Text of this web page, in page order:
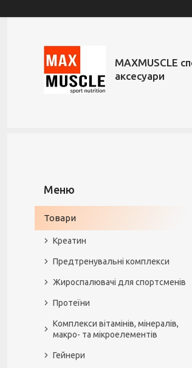
MAXMUSCLE
аксесуари
Товари
Креатин
Предтренувальні комплекси
Жироспалювачі для спортсменів
Протеїни
Комплекси вітамінів, мінералів,
макро- та мікроелементів
Гейнери